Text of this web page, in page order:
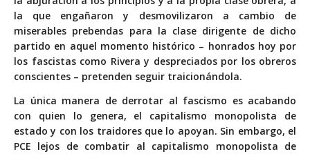
la que engañaron y desmovilizaron a cambio de
miserables prebendas para la clase dirigente de dicho
partido en aquel momento histórico – honrados hoy por
los fascistas como Rivera y despreciados por los obreros
conscientes – pretenden seguir traicionándola.
La única manera de derrotar al fascismo es acabando
con quien lo genera, el capitalismo monopolista de
estado y con los traidores que lo apoyan. Sin embargo, el
PCE lejos de combatir al capitalismo monopolista de